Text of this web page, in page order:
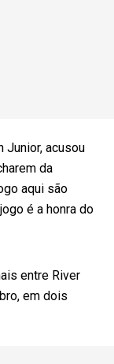
Junior, acusou
da
aqui são
é a honra do
entre River
em dois